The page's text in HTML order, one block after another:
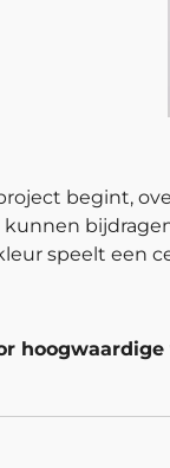
begint,
speelt een